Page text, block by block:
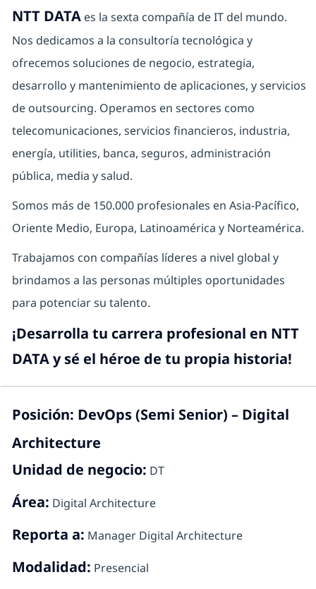
NTT DATAes la sexta compañía de IT del mundo.
Nos dedicamos a la consultoría tecnológica y
ofrecemos soluciones de negocio, estrategia,
desarrollo y mantenimiento de aplicaciones, y servicios
de outsourcing. Operamos en sectores como
telecomunicaciones, servicios financieros, industria,
energía, utilities, banca, seguros, administración
pública, media y salud.
Somos más de 150.000 profesionales en Asia-Pacífico,
Oriente Medio, Europa, Latinoamérica y Norteamérica.
Trabajamos con compañías líderes a nivel global y
brindamos a las personas múltiples oportunidades
para potenciar su talento.
¡Desarrolla tu carrera profesional en NTT
DATA y sé el héroe de tu propia historia!
Posición: DevOps (Semi Senior) – Digital
Architecture
Unidad de negocio: DT
Área: Digital Architecture
Reporta a: Manager Digital Architecture
Modalidad: Presencial